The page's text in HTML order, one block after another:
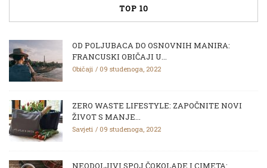
TOP 10
OD POLJUBACA DO OSNOVNIH MANIRA:
FRANCUSKI OBIČAJI U...
Običaji 09 studenoga, 2022
ZERO WASTE LIFESTYLE: ZAPOČNITE NOVI
ŽIVOT S MANJE...
Savjeti 09 studenoga, 2022
NEODOLJIVI SPOJ ČOKOLADE I CIMETA: